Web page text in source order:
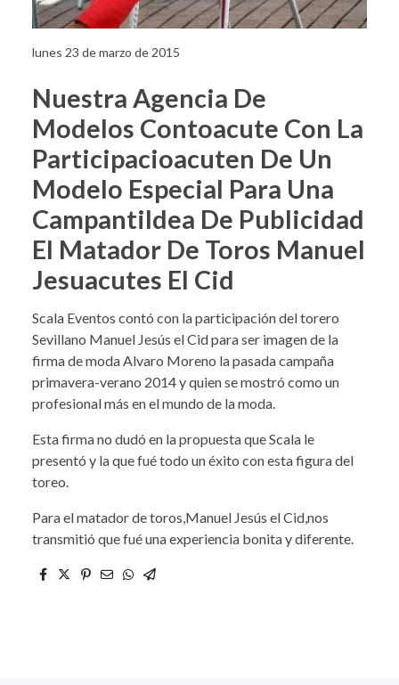
lunes 23 de marzo de 2015
Nuestra Agencia De
Modelos Contoacute Con La
Participacioacuten De Un
Modelo Especial Para Una
Campantildea De Publicidad
El Matador De Toros Manuel
Jesuacutes El Cid
Scala Eventos contó con la participación del torero
Sevillano Manuel Jesús el Cid para ser imagen de la
firma de moda Alvaro Moreno la pasada campaña
primavera-verano 2014 y quien se mostró como un
profesional más en el mundo de la moda.
Esta firma no dudó en la propuesta que Scala le
presentó y la que fué todo un éxito con esta figura del
toreo.
Para el matador de toros,Manuel Jesús el Cid,nos
transmitió que fué una experiencia bonita y diferente.